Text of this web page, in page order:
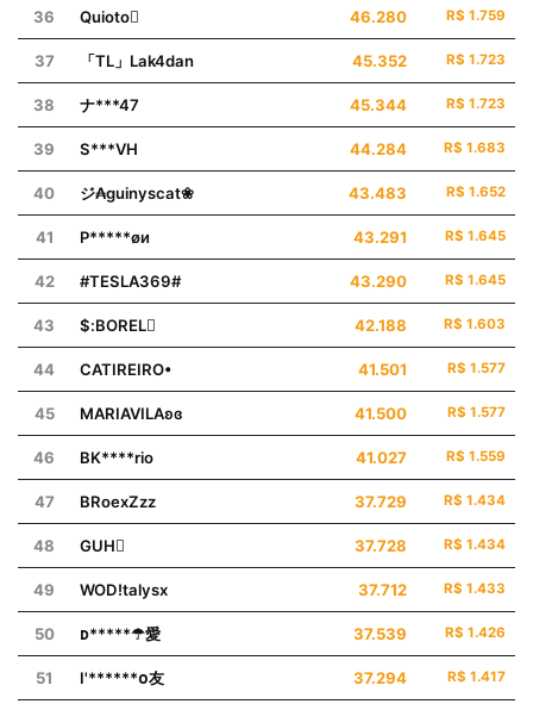
36 ㅤQuiotoㅤ 46.280 R$ 1.759
37 「TL」Lak4dan 45.352 R$ 1.723
38 ナ***47 45.344 R$ 1.723
39 S***VH 44.284 R$ 1.683
40 ジ₳guinyscat❀ 43.483 R$ 1.652
41 P*****øи 43.291 R$ 1.645
42 #TESLA369# 43.290 R$ 1.645
43 $:ㅤBORELㅤ 42.188 R$ 1.603
44 CATIREIRO• 41.501 R$ 1.577
45 MARIㅤAVILAʚɞ 41.500 R$ 1.577
46 BK****rio 41.027 R$ 1.559
47 BRoexㅤZzzㅤ 37.729 R$ 1.434
48 ㅤGUHㅤ ㅤ 37.728 R$ 1.434
49 WODㅤ!talysx 37.712 R$ 1.433
50 ᴅ*****☂愛 37.539 R$ 1.426
51 I'******ᴏㅤ友 37.294 R$ 1.417